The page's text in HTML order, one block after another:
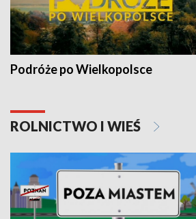
Podróże po Wielkopolsce
ROLNICTWO I WIEŚ